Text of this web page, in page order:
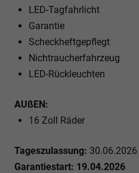
LED-Tagfahrlicht
Garantie
Scheckheftgepflegt
Nichtraucherfahrzeug
LED-Rückleuchten
AUßEN:
16 Zoll Räder
Tageszulassung: 30.06.2026
Garantiestart: 19.04.2026